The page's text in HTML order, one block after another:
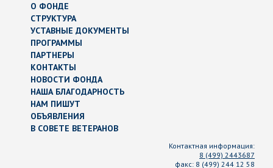
О ФОНДЕ
СТРУКТУРА
УСТАВНЫЕ ДОКУМЕНТЫ
ПРОГРАММЫ
ПАРТНЕРЫ
КОНТАКТЫ
НОВОСТИ ФОНДА
НАША БЛАГОДАРНОСТЬ
НАМ ПИШУТ
ОБЪЯВЛЕНИЯ
В СОВЕТЕ ВЕТЕРАНОВ
Контактная информация:
8 (499) 2443687
факс: 8 (499) 244 12 58